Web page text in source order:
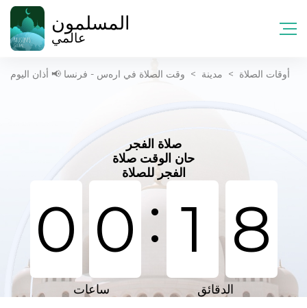
المسلمون
عالمي
أوقات الصلاة > مدينة > وقت الصلاة في ارەس - فرنسا 📢 أذان اليوم
صلاة الفجر
حان الوقت صلاة
الفجر للصلاة
0 0: 1 8
ساعات الدقائق